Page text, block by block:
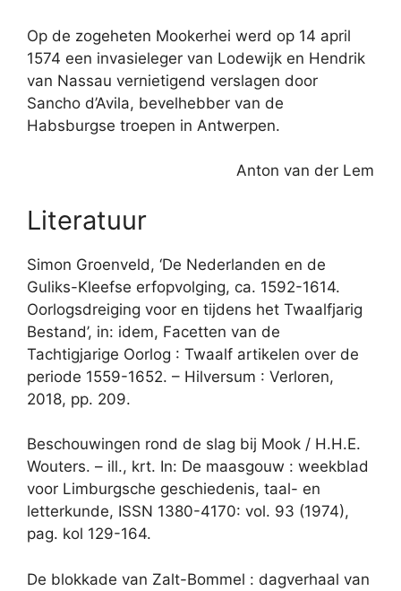
Op de zogeheten Mookerhei werd op 14 april
1574 een invasieleger van Lodewijk en Hendrik
van Nassau vernietigend verslagen door
Sancho d’Avila, bevelhebber van de
Habsburgse troepen in Antwerpen.
Anton van der Lem
Literatuur
Simon Groenveld, ‘De Nederlanden en de
Guliks-Kleefse erfopvolging, ca. 1592-1614.
Oorlogsdreiging voor en tijdens het Twaalfjarig
Bestand’, in: idem, Facetten van de
Tachtigjarige Oorlog : Twaalf artikelen over de
periode 1559-1652. – Hilversum : Verloren,
2018, pp. 209.
Beschouwingen rond de slag bij Mook / H.H.E.
Wouters. – ill., krt. In: De maasgouw : weekblad
voor Limburgsche geschiedenis, taal- en
letterkunde, ISSN 1380-4170: vol. 93 (1974),
pag. kol 129-164.
De blokkade van Zalt-Bommel : dagverhaal van